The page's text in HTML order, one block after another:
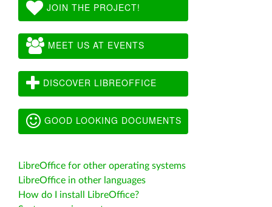
JOIN THE PROJECT!
MEET US AT EVENTS
DISCOVER LIBREOFFICE
GOOD LOOKING DOCUMENTS
LibreOffice for other operating systems
LibreOffice in other languages
How do I install LibreOffice?